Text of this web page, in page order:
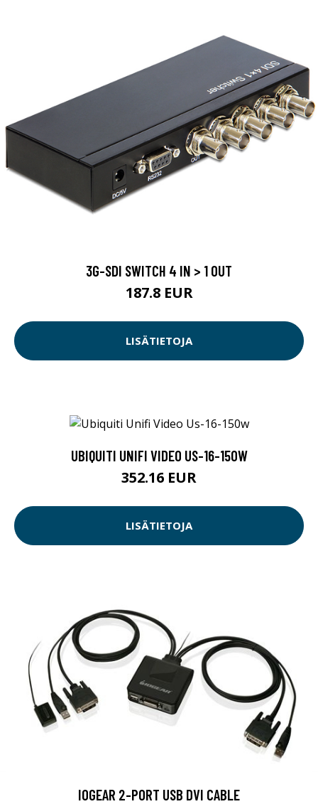
3G-SDI SWITCH 4 IN > 1 OUT
187.8 EUR
LISÄTIETOJA
UBIQUITI UNIFI VIDEO US-16-150W
352.16 EUR
LISÄTIETOJA
IOGEAR 2-PORT USB DVI CABLE